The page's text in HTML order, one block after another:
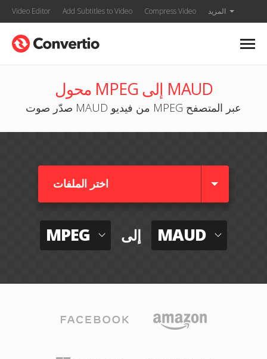
Video Editor Add Subtitles to Video Compress Video المزيد
محول MPEG إلى MAUD
صدّر صوت MAUD من فيديو MPEG عبر المتصفح
اختر الملفات
MPEG إلى MAUD